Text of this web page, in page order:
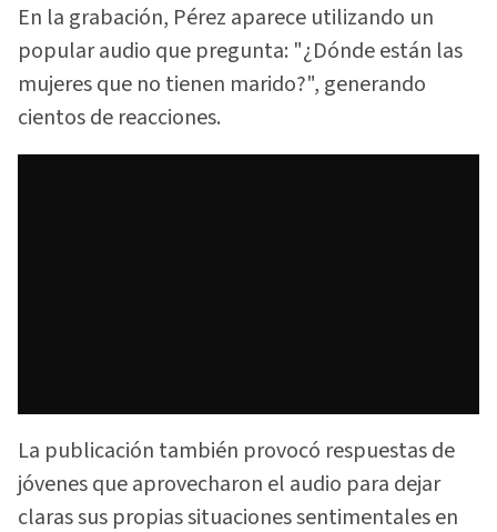
En la grabación, Pérez aparece utilizando un
popular audio que pregunta: "¿Dónde están las
mujeres que no tienen marido?", generando
cientos de reacciones.
La publicación también provocó respuestas de
jóvenes que aprovecharon el audio para dejar
claras sus propias situaciones sentimentales en